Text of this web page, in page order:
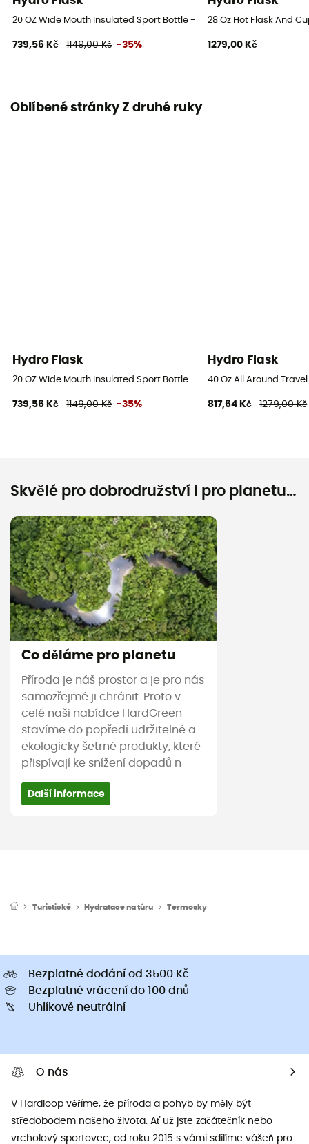
20 OZ Wide Mouth Insulated Sport Bottle - Termoska
739,56 Kč 1149,00 Kč -35%
28 Oz Hot Flask And
1279,00 Kč
Oblíbené stránky Z druhé ruky
Hydro Flask
20 OZ Wide Mouth Insulated Sport Bottle - Termoska
739,56 Kč 1149,00 Kč -35%
Hydro Flask
40 Oz All Around
817,64 Kč 1279,00 Kč
Skvělé pro dobrodružství i pro planetu…
Co děláme pro planetu
Příroda je náš prostor a je pro nás
samozřejmé ji chránit. Proto v
celé naší nabídce HardGreen
stavíme do popředí udržitelné a
ekologicky šetrné produkty, které
přispívají ke snížení dopadů n
Další informace
Turistické Hydratace na túru Termosky
Bezplatné dodání od 3500 Kč
Bezplatné vrácení do 100 dnů
Uhlíkově neutrální
O nás
V Hardloop věříme, že příroda a pohyb by měly být
středobodem našeho života. Ať už jste začátečník nebo
vrcholový sportovec, od roku 2015 s vámi sdílíme vášeň pro